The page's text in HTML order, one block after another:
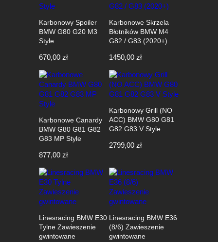
Karbonowy Spoiler
BMW G80 G20 M3
Style
670,00 zł
Karbonowe Skrzela
Błotników BMW M4
G82 / G83 (2020+)
1450,00 zł
Karbonowe Canardy
BMW G80 G81 G82
G83 MP Style
877,00 zł
Karbonowy Grill (NO
ACC) BMW G80 G81
G82 G83 V Style
2799,00 zł
Linesracing BMW E30
Tylne Zawieszenie
gwintowane
Linesracing BMW E36
(8/6) Zawieszenie
gwintowane